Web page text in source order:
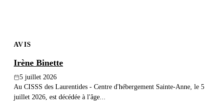
AVIS
Irène Binette
5 juillet 2026
Au CISSS des Laurentides - Centre d'hébergement Sainte-Anne, le 5
juillet 2026, est décédée à l'âge...